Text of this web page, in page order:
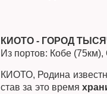
КИОТО - ГОРОД
Из портов: Кобе (75км),
КИОТО, Родина
став за это время